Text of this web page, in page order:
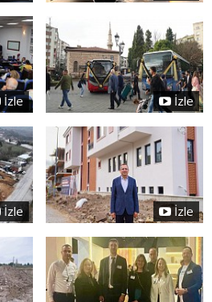
İzle İzle
İzle İzle